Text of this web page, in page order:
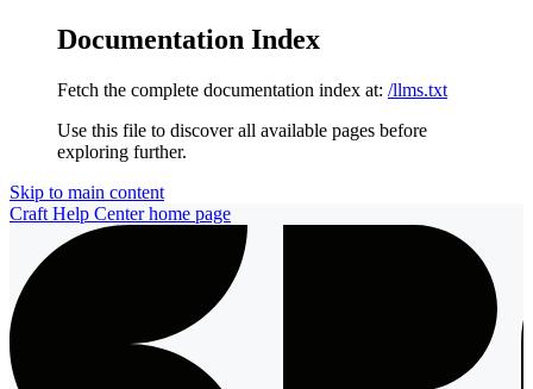
Documentation Index
Fetch the complete documentation index at: /llms.txt
Use this file to discover all available pages before
exploring further.
Skip to main content
Craft Help Centerhome page